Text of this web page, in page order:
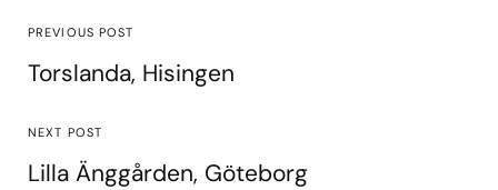
PREVIOUS POST
Torslanda, Hisingen
NEXT POST
Lilla Änggården, Göteborg